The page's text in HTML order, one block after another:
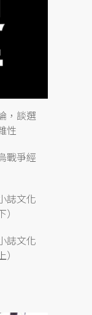
，談選
性
戰爭經
誌文化
誌文化